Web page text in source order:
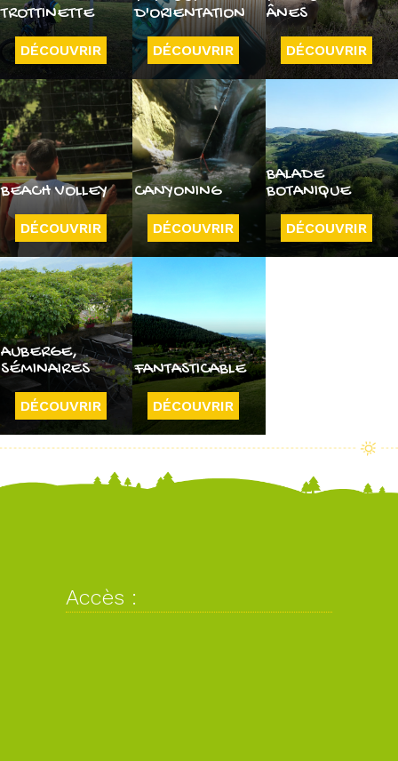
TROTTINETTE
DÉCOUVRIR
D'ORIENTATION
DÉCOUVRIR
ÂNES
DÉCOUVRIR
BEACH VOLLEY
DÉCOUVRIR
CANYONING
DÉCOUVRIR
BALADE
BOTANIQUE
DÉCOUVRIR
AUBERGE,
SÉMINAIRES
DÉCOUVRIR
FANTASTICABLE
DÉCOUVRIR
Accès :